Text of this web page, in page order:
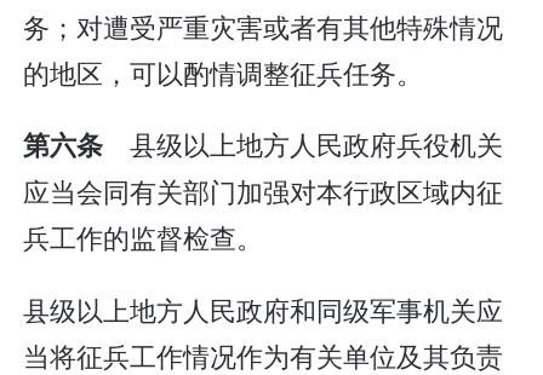
务；对遭受严重灾害或者有其他特殊情况
的地区，可以酌情调整征兵任务。
第六条 县级以上地方人民政府兵役机关
应当会同有关部门加强对本行政区域内征
兵工作的监督检查。
县级以上地方人民政府和同级军事机关应
当将征兵工作情况作为有关单位及其负责